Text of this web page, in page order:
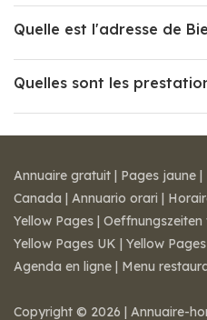
Quelle est l'adresse de
Quelles sont les
Annuaire gratuit | Pages jaune |
Canada | Annuario orari |
Yellow Pages | Oeffnungszeiten
Yellow Pages UK | Yellow
Agenda en ligne | Menu
Copyright © 2026 | Annuaire-